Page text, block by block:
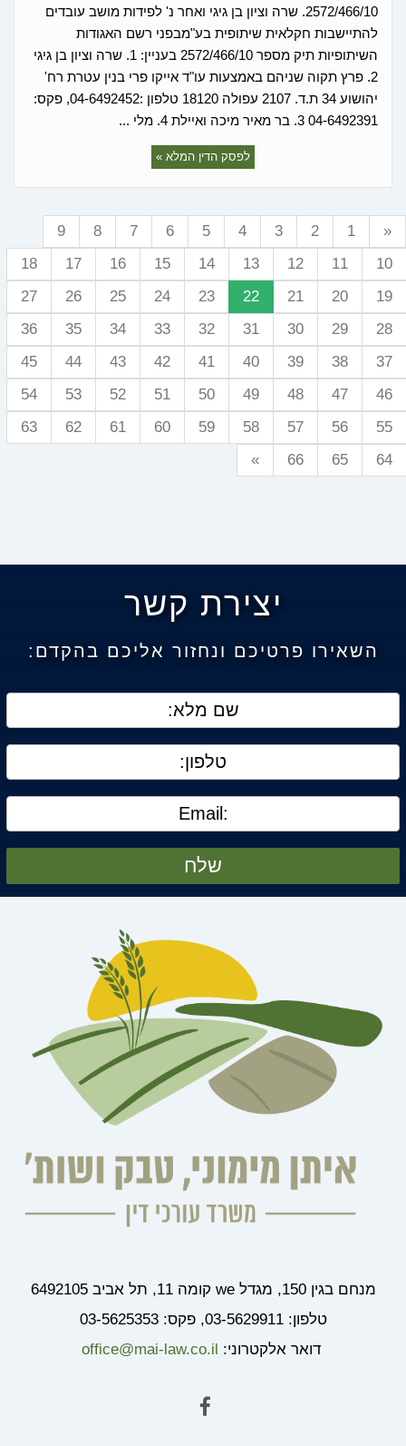
2572/466/10. שרה וציון בן גיגי ואחר נ' לפידות מושב עובדים
להתיישבות חקלאית שיתופית בע"מבפני רשם האגודות
השיתופיות תיק מספר 2572/466/10 בעניין: 1. שרה וציון בן גיגי
2. פרץ תקוה שניהם באמצעות עו"ד אייקו פרי בנין עטרת רח'
יהושוע 34 ת.ד. 2107 עפולה 18120 טלפון :04-6492452, פקס:
04-6492391 3. בר מאיר מיכה ואיילת 4. מלי ...
לפסק הדין המלא »
«
1
2
3
4
5
6
7
8
9
10
11
12
13
14
15
16
17
18
19
20
21
22
23
24
25
26
27
28
29
30
31
32
33
34
35
36
37
38
39
40
41
42
43
44
45
46
47
48
49
50
51
52
53
54
55
56
57
58
59
60
61
62
63
64
65
66
»
יצירת קשר
השאירו פרטיכם ונחזור אליכם בהקדם:
שלח
מנחם בגין 150, מגדל we קומה 11, תל אביב 6492105
טלפון: 03-5629911, פקס: 03-5625353
דואר אלקטרוני: office@mai-law.co.il